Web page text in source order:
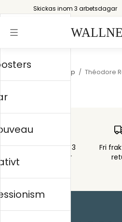
Skickas inom 3 arbetsdagar
Landskap / Théodore
Skickas inom 3
arbetsdagar
Fri